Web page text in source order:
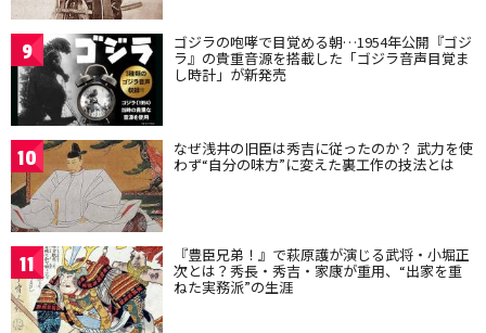
9 ゴジラの咆哮で目覚める朝…1954年公開『ゴジ
ラ』の貴重音源を搭載した「ゴジラ音声目覚ま
し時計」が新発売
10 なぜ浅井の旧臣は秀吉に従ったのか？ 武力を使
わず“自分の味方”に変えた裏工作の技法とは
11 『豊臣兄弟！』で萩原護が演じる武将・小堀正
次とは？秀長・秀吉・家康が重用、“出家を重
ねた実務派”の生涯